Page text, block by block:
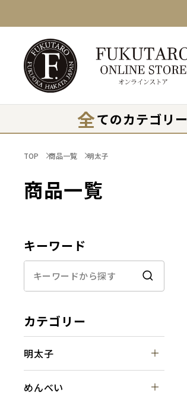
全てのカテゴリー
TOP 商品一覧 明太子
商品一覧
キーワード
カテゴリー
明太子
めんべい